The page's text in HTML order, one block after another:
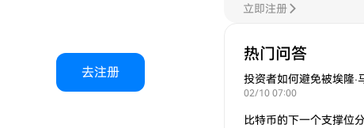
去注册
立即注册
热门问答
02/10 07:00